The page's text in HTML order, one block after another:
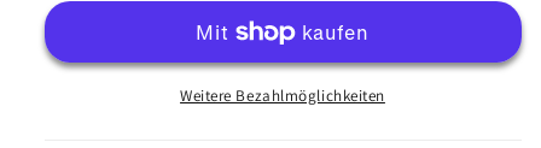
Rot
in
Rot
–
Weitere Bezahlmöglichkeiten